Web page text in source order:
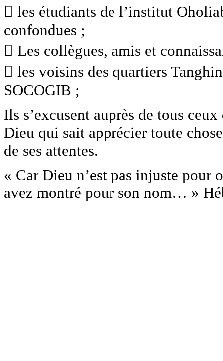
 les étudiants de l’institut
confondues ;
 Les collègues, amis et
 les voisins des quartiers
SOCOGIB ;
Ils s’excusent auprès de tous
Dieu qui sait apprécier toute
de ses attentes.
« Car Dieu n’est pas injuste
avez montré pour son nom… »